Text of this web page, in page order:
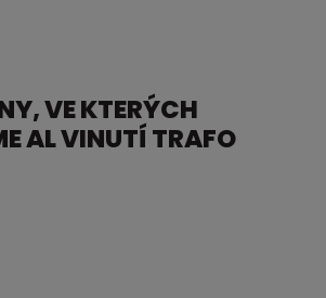
VE KTERÝCH
AL VINUTÍ TRAFO